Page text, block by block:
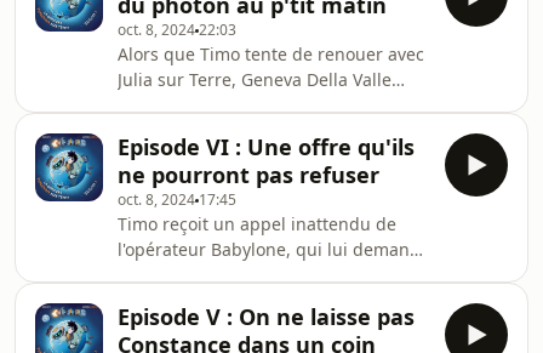
Cependant, un appel de Babylone les
avertit que Zodiak a tiré sur un gros
objet dans l'espace, et ce gros objet
n'était pas l'astéroïde.Avec les voix de
:Nathalie Ferreira (Constance)Jason
Grangier (Timo, Pluton, IACOI)Laurent
Guiot (
oct. 8, 202422:03
Alors que Timo tente de renouer avec
Julia sur Terre, Geneva Della Valle
pouvoir, prévoyant de faire commettre
une erreur fatale au président
Zodiak.Avec les voix de :Nathalie
Ferreira (Constance)Jason Grangier
(Timo, Pluton, Ingénieur en chef,
IACOI)Laurent Guiot (Opérateur
Babylone)Patricia Vicente (Geneva
Della Valle)Thomas
Episode VI : Une offre qu'ils
ne pourront pas refuser
oct. 8, 2024 17:45
Timo reçoit un appel inattendu de
l'opérateur Babylone, qui lui demande
détruire l'astéroïde menaçant la Terre.
Episode V : On ne laisse pas
Constance dans un coin